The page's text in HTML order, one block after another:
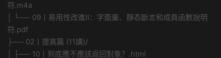
符.m4a
│ └── 09丨易用性改進II：字面量、靜态斷言和成員函數說明
符.pdf
├── 02丨提高篇 (11講)/
│ ├── 10丨到底應不應該返回對象？.html